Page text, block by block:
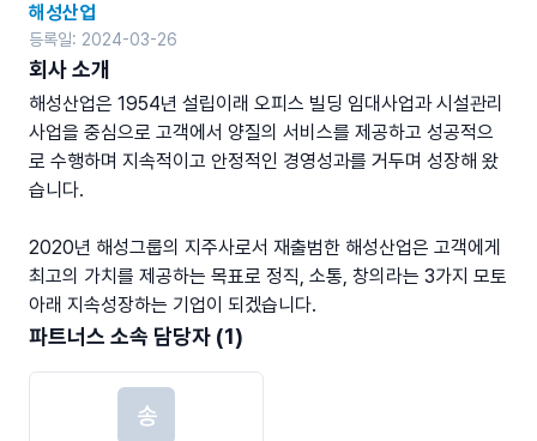
해성산업
등록일: 2024-03-26
회사 소개
해성산업은 1954년 설립이래 오피스 빌딩 임대사업과 시설관리
사업을 중심으로 고객에서 양질의 서비스를 제공하고 성공적으
로 수행하며 지속적이고 안정적인 경영성과를 거두며 성장해 왔
습니다.
2020년 해성그룹의 지주사로서 재출범한 해성산업은 고객에게
최고의 가치를 제공하는 목표로 정직, 소통, 창의라는 3가지 모토
아래 지속성장하는 기업이 되겠습니다.
파트너스 소속 담당자 (1)
송